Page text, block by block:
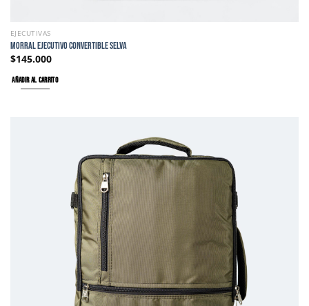
EJECUTIVAS
MORRAL EJECUTIVO CONVERTIBLE SELVA
$145.000
AÑADIR AL CARRITO